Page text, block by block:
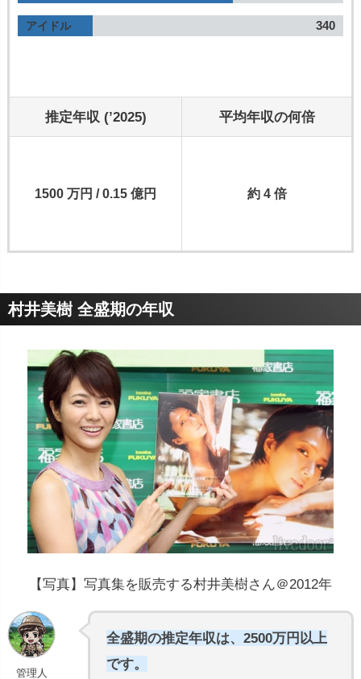
アイドル 340
推定年収 (’2025) 平均年収の何倍
1500 万円 / 0.15 億円 約 4 倍
村井美樹 全盛期の年収
【写真】写真集を販売する村井美樹さん＠2012年
管理人
全盛期の推定年収は、2500万円以上
です。